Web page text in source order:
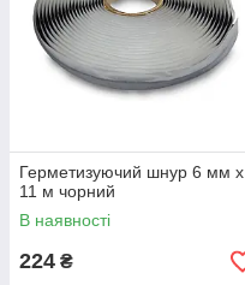
Герметизуючий шнур 6 мм х
11 м чорний
В наявності
224 ₴